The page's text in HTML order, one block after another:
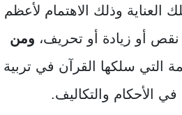
العناية وذلك الاهتمام لأعظم
أو زيادة أو تحريف، ومن
التي سلكها القرآن في تربية
الأحكام والتكاليف.